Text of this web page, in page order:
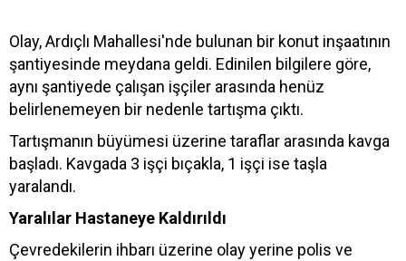
Olay, Ardıçlı Mahallesi'nde bulunan bir konut inşaatının
şantiyesinde meydana geldi. Edinilen bilgilere göre,
aynı şantiyede çalışan işçiler arasında henüz
belirlenemeyen bir nedenle tartışma çıktı.
Tartışmanın büyümesi üzerine taraflar arasında kavga
başladı. Kavgada 3 işçi bıçakla, 1 işçi ise taşla
yaralandı.
Yaralılar Hastaneye Kaldırıldı
Çevredekilerin ihbarı üzerine olay yerine polis ve